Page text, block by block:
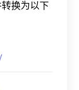
换为以下